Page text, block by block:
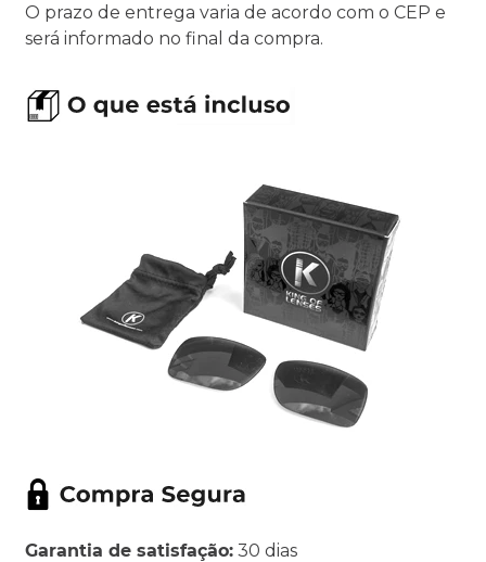
O prazo de entrega varia de acordo com o CEP e
será informado no final da compra.
Garantia de satisfação: 30 dias